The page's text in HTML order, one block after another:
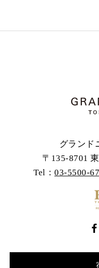
グランド
〒135-8701
Tel：03-5500-